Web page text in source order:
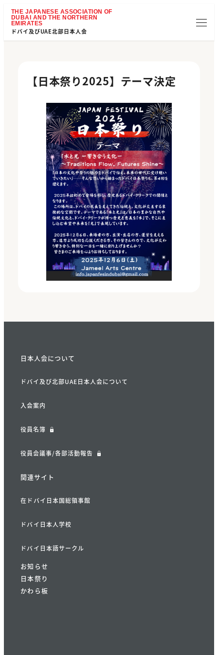
ドバイ及びUAE北部日本人会
【日本祭り2025】テーマ決定
日本人会について
ドバイ及び北部UAE日本人会について
入会案内
役員名簿
役員会議事/各部活動報告
関連サイト
在ドバイ日本国総領事館
ドバイ日本人学校
ドバイ日本語サークル
お知らせ
日本祭り
かわら板